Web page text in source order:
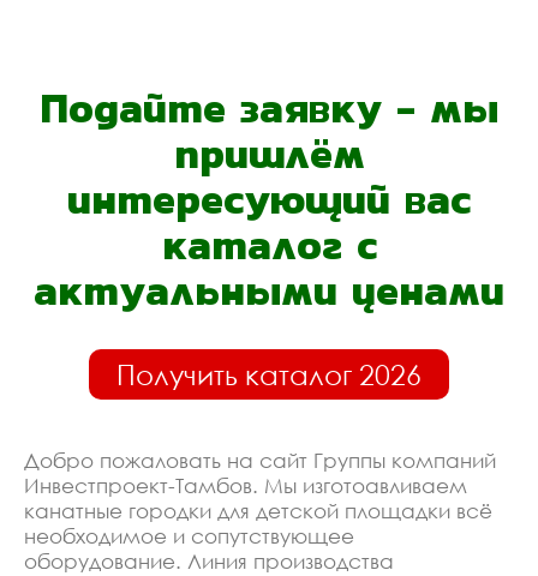
Подайте заявку - мы
пришлём
интересующий вас
каталог с
актуальными ценами
Получить каталог 2026
Добро пожаловать на сайт Группы компаний
Инвестпроект-Тамбов. Мы изготоавливаем
канатные городки для детской площадки всё
необходимое и сопутствующее
оборудование. Линия производства